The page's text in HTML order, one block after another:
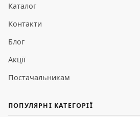
Каталог
Контакти
Блог
Акції
Постачальникам
ПОПУЛЯРНІ КАТЕГОРІЇ